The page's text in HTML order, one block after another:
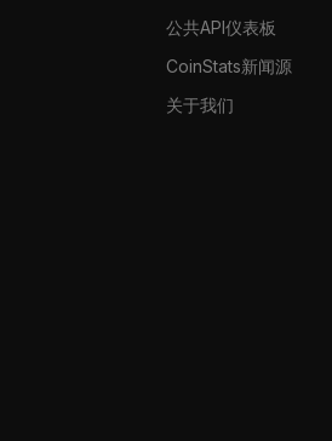
公共API仪表板
CoinStats新闻源
关于我们